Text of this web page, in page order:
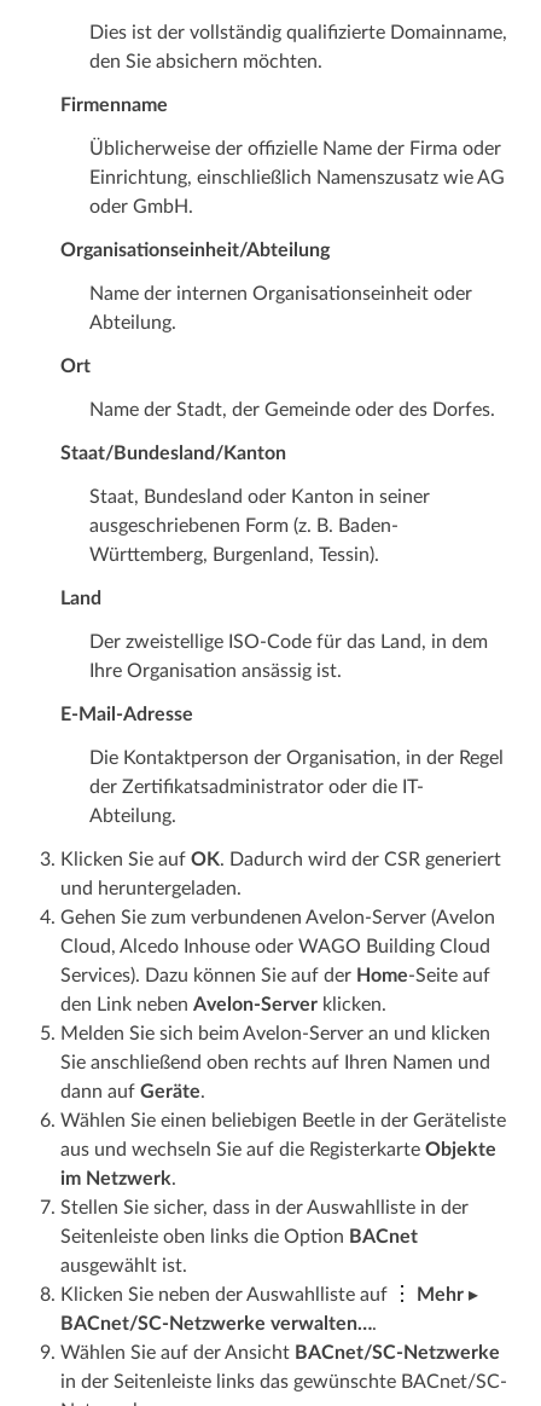
Dies ist der vollständig qualifizierte Domainname,
den Sie absichern möchten.
Firmenname
Üblicherweise der offizielle Name der Firma oder
Einrichtung, einschließlich Namenszusatz wie AG
oder GmbH.
Organisationseinheit/Abteilung
Name der internen Organisationseinheit oder
Abteilung.
Ort
Name der Stadt, der Gemeinde oder des Dorfes.
Staat/Bundesland/Kanton
Staat, Bundesland oder Kanton in seiner
ausgeschriebenen Form (z. B. Baden-
Württemberg, Burgenland, Tessin).
Land
Der zweistellige ISO-Code für das Land, in dem
Ihre Organisation ansässig ist.
E-Mail-Adresse
Die Kontaktperson der Organisation, in der Regel
der Zertifikatsadministrator oder die IT-
Abteilung.
Klicken Sie auf OK. Dadurch wird der CSR generiert
und heruntergeladen.
Gehen Sie zum verbundenen Avelon-Server (Avelon
Cloud, Alcedo Inhouse oder WAGO Building Cloud
Services). Dazu können Sie auf der Home-Seite auf
den Link neben Avelon-Serverklicken.
Melden Sie sich beim Avelon-Server an und klicken
Sie anschließend oben rechts auf Ihren Namen und
dann auf Geräte.
Wählen Sie einen beliebigen Beetle in der Geräteliste
aus und wechseln Sie auf die Registerkarte Objekte
im Netzwerk.
Stellen Sie sicher, dass in der Auswahlliste in der
Seitenleiste oben links die Option BACnet
ausgewählt ist.
Klicken Sie neben der Auswahlliste auf
Mehr▸
BACnet/SC-Netzwerke verwalten….
Wählen Sie auf der Ansicht BACnet/SC-Netzwerke
in der Seitenleiste links das gewünschte BACnet/SC-